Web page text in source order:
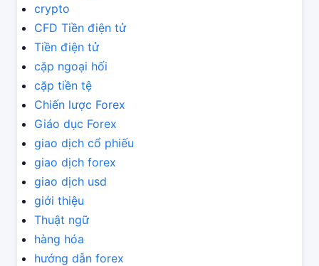
crypto
CFD Tiền điện tử
Tiền điện tử
cặp ngoại hối
cặp tiền tệ
Chiến lược Forex
Giáo dục Forex
giao dịch cổ phiếu
giao dịch forex
giao dịch usd
giới thiệu
Thuật ngữ
hàng hóa
hướng dẫn forex